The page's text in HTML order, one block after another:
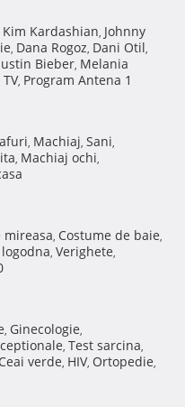
Kim Kardashian, Johnny
, Dana Rogoz, Dani Otil,
Bieber, Melania
, Program Antena 1
, Machiaj, Sani,
, Machiaj ochi,
mireasa, Costume de baie,
, Verighete,
, Ginecologie,
, Test sarcina,
Ceai verde, HIV, Ortopedie,